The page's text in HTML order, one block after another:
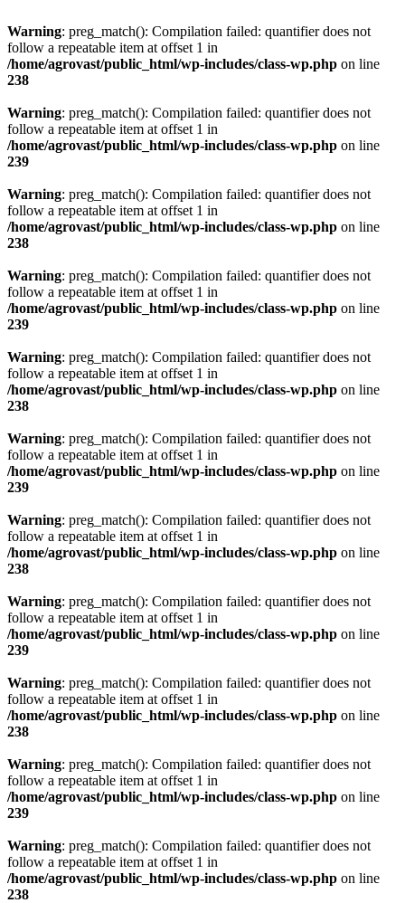
Warning: preg_match(): Compilation failed: quantifier does not
follow a repeatable item at offset 1 in
/home/agrovast/public_html/wp-includes/class-wp.php on line
238
Warning: preg_match(): Compilation failed: quantifier does not
follow a repeatable item at offset 1 in
/home/agrovast/public_html/wp-includes/class-wp.php on line
239
Warning: preg_match(): Compilation failed: quantifier does not
follow a repeatable item at offset 1 in
/home/agrovast/public_html/wp-includes/class-wp.php on line
238
Warning: preg_match(): Compilation failed: quantifier does not
follow a repeatable item at offset 1 in
/home/agrovast/public_html/wp-includes/class-wp.php on line
239
Warning: preg_match(): Compilation failed: quantifier does not
follow a repeatable item at offset 1 in
/home/agrovast/public_html/wp-includes/class-wp.php on line
238
Warning: preg_match(): Compilation failed: quantifier does not
follow a repeatable item at offset 1 in
/home/agrovast/public_html/wp-includes/class-wp.php on line
239
Warning: preg_match(): Compilation failed: quantifier does not
follow a repeatable item at offset 1 in
/home/agrovast/public_html/wp-includes/class-wp.php on line
238
Warning: preg_match(): Compilation failed: quantifier does not
follow a repeatable item at offset 1 in
/home/agrovast/public_html/wp-includes/class-wp.php on line
239
Warning: preg_match(): Compilation failed: quantifier does not
follow a repeatable item at offset 1 in
/home/agrovast/public_html/wp-includes/class-wp.php on line
238
Warning: preg_match(): Compilation failed: quantifier does not
follow a repeatable item at offset 1 in
/home/agrovast/public_html/wp-includes/class-wp.php on line
239
Warning: preg_match(): Compilation failed: quantifier does not
follow a repeatable item at offset 1 in
/home/agrovast/public_html/wp-includes/class-wp.php on line
238